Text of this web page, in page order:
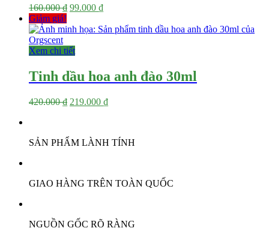
160.000₫ Giá
là:
99.000 ₫Giá
tại
Giảm giá!
Xem chi tiết
Tinh dầu hoa anh đào 30ml
420.000₫ Giá
219.000 ₫Giá
219.000 ₫.
SẢN PHẨM LÀNH TÍNH
GIAO HÀNG TRÊN TOÀN QUỐC
NGUỒN GỐC RÕ RÀNG